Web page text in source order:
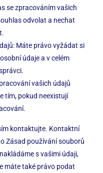
se zpracováním vašich
odvolat a nechat
Máte právo vyžádat si
údaje a v celém
vašich údajů
tím, pokud neexistují
kontaktujte. Kontaktní
Zásad používání souborů
s vašimi údaji,
máte také právo podat